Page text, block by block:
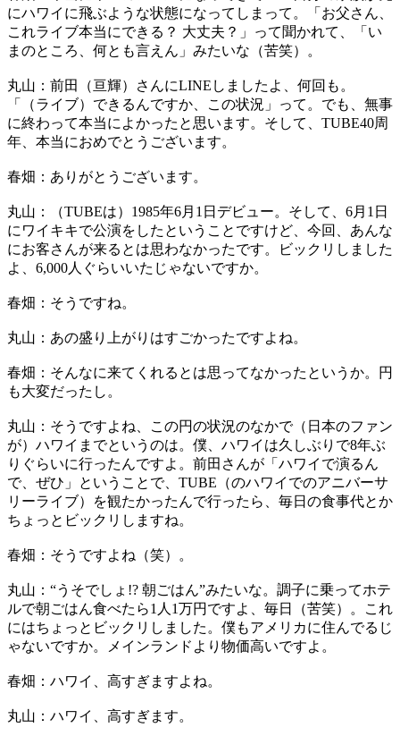
にハワイに飛ぶような状態になってしまって。「お父さん、
これライブ本当にできる？ 大丈夫？」って聞かれて、「い
まのところ、何とも言えん」みたいな（苦笑）。
丸山：前田（亘輝）さんにLINEしましたよ、何回も。
「（ライブ）できるんですか、この状況」って。でも、無事
に終わって本当によかったと思います。そして、TUBE40周
年、本当におめでとうございます。
春畑：ありがとうございます。
丸山：（TUBEは）1985年6月1日デビュー。そして、6月1日
にワイキキで公演をしたということですけど、今回、あんな
にお客さんが来るとは思わなかったです。ビックリしました
よ、6,000人ぐらいいたじゃないですか。
春畑：そうですね。
丸山：あの盛り上がりはすごかったですよね。
春畑：そんなに来てくれるとは思ってなかったというか。円
も大変だったし。
丸山：そうですよね、この円の状況のなかで（日本のファン
が）ハワイまでというのは。僕、ハワイは久しぶりで8年ぶ
りぐらいに行ったんですよ。前田さんが「ハワイで演るん
で、ぜひ」ということで、TUBE（のハワイでのアニバーサ
リーライブ）を観たかったんで行ったら、毎日の食事代とか
ちょっとビックリしますね。
春畑：そうですよね（笑）。
丸山：“うそでしょ!? 朝ごはん”みたいな。調子に乗ってホテ
ルで朝ごはん食べたら1人1万円ですよ、毎日（苦笑）。これ
にはちょっとビックリしました。僕もアメリカに住んでるじ
ゃないですか。メインランドより物価高いですよ。
春畑：ハワイ、高すぎますよね。
丸山：ハワイ、高すぎます。